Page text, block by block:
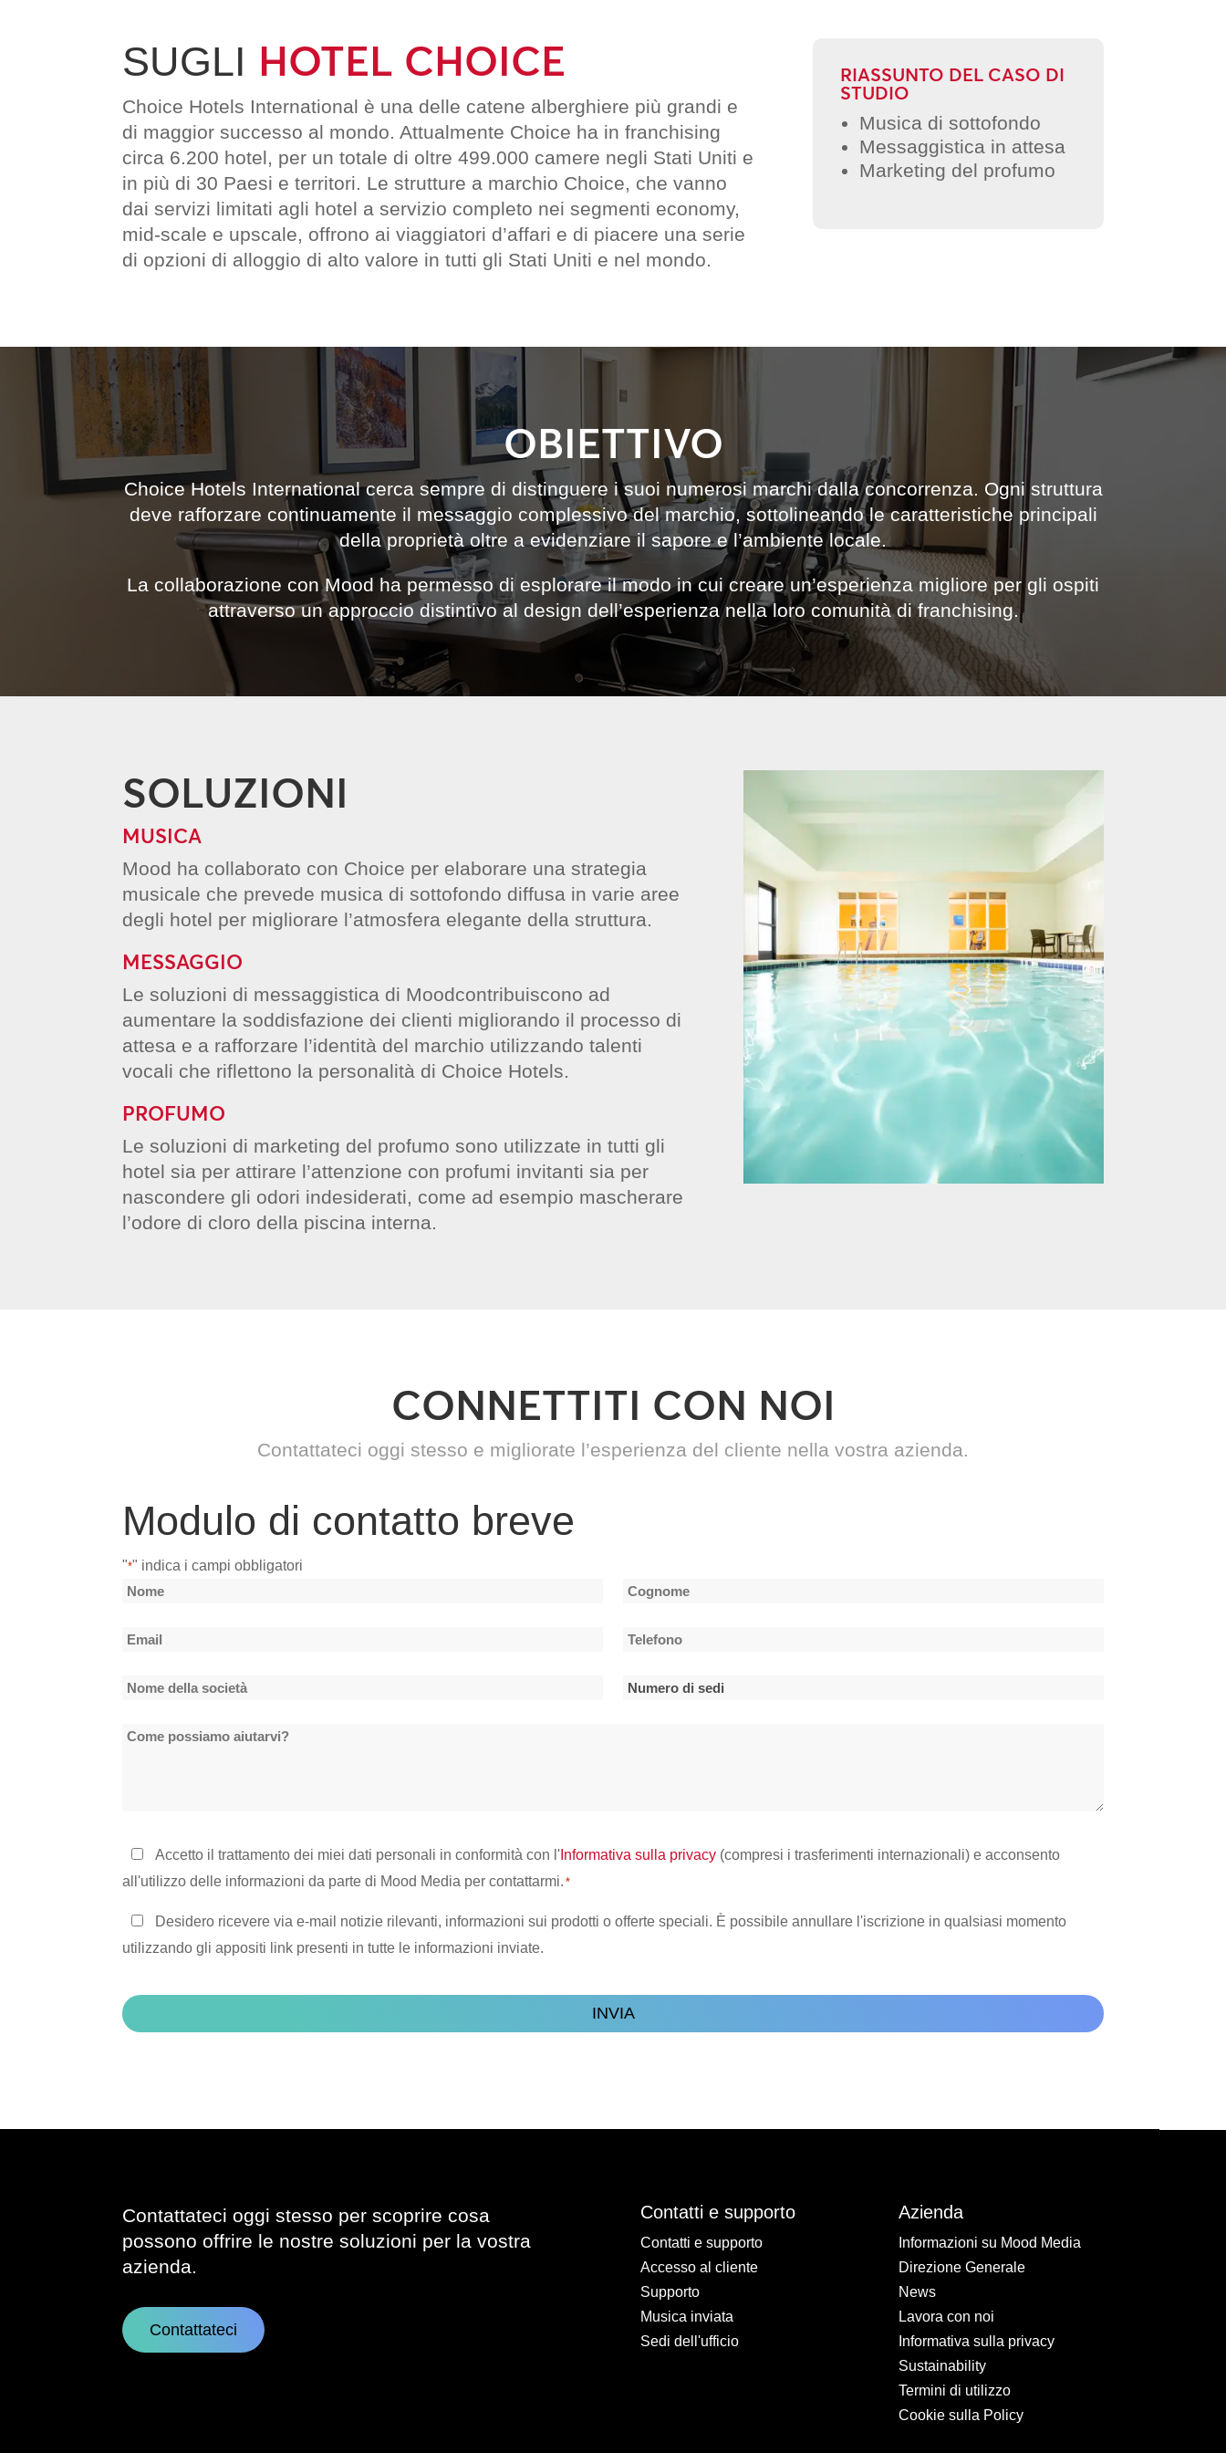
SUGLI HOTEL CHOICE
Choice Hotels International è una delle catene alberghiere più grandi e
di maggior successo al mondo. Attualmente Choice ha in franchising
circa 6.200 hotel, per un totale di oltre 499.000 camere negli Stati Uniti e
in più di 30 Paesi e territori. Le strutture a marchio Choice, che vanno
dai servizi limitati agli hotel a servizio completo nei segmenti economy,
mid-scale e upscale, offrono ai viaggiatori d’affari e di piacere una serie
di opzioni di alloggio di alto valore in tutti gli Stati Uniti e nel mondo.
RIASSUNTO DEL CASO DI
STUDIO
Musica di sottofondo
Messaggistica in attesa
Marketing del profumo
OBIETTIVO
Choice Hotels International cerca sempre di distinguere i suoi numerosi marchi dalla concorrenza. Ogni struttura
deve rafforzare continuamente il messaggio complessivo del marchio, sottolineando le caratteristiche principali
della proprietà oltre a evidenziare il sapore e l’ambiente locale.
La collaborazione con Mood ha permesso di esplorare il modo in cui creare un’esperienza migliore per gli ospiti
attraverso un approccio distintivo al design dell’esperienza nella loro comunità di franchising.
SOLUZIONI
MUSICA
Mood ha collaborato con Choice per elaborare una strategia
musicale che prevede musica di sottofondo diffusa in varie aree
degli hotel per migliorare l’atmosfera elegante della struttura.
MESSAGGIO
Le soluzioni di messaggistica di Moodcontribuiscono ad
aumentare la soddisfazione dei clienti migliorando il processo di
attesa e a rafforzare l’identità del marchio utilizzando talenti
vocali che riflettono la personalità di Choice Hotels.
PROFUMO
Le soluzioni di marketing del profumo sono utilizzate in tutti gli
hotel sia per attirare l’attenzione con profumi invitanti sia per
nascondere gli odori indesiderati, come ad esempio mascherare
l’odore di cloro della piscina interna.
CONNETTITI CON NOI
Contattateci oggi stesso e migliorate l’esperienza del cliente nella vostra azienda.
Modulo di contatto breve
"*" indica i campi obbligatori
Nome
Email Telefono
Nome
società
Numero
Come
Informativa
sulla
Accetto il trattamento dei miei dati personali in conformità con l' Informativa sulla privacy (compresi i trasferimenti internazionali) e acconsento
all'utilizzo delle informazioni da parte di Mood Media per contattarmi. *
Rimanere
in
Desidero ricevere via e-mail notizie rilevanti, informazioni sui prodotti o offerte speciali. È possibile annullare l'iscrizione in qualsiasi momento
utilizzando gli appositi link presenti in tutte le informazioni inviate.
Contattateci oggi stesso per scoprire cosa
possono offrire le nostre soluzioni per la vostra
azienda.
Contattateci
Contatti e supporto
Contatti e supporto
Accesso al cliente
Supporto
Musica inviata
Sedi dell'ufficio
Azienda
Informazioni su Mood Media
Direzione Generale
News
Lavora con noi
Informativa sulla privacy
Sustainability
Termini di utilizzo
Cookie sulla Policy